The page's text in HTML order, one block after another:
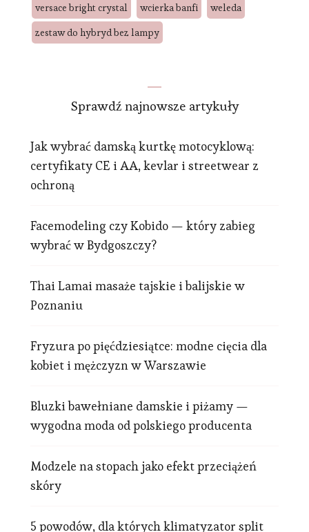
versace bright crystal
wcierka banfi
weleda
zestaw do hybryd bez lampy
Sprawdź najnowsze artykuły
Jak wybrać damską kurtkę motocyklową:
certyfikaty CE i AA, kevlar i streetwear z
ochroną
Facemodeling czy Kobido — który zabieg
wybrać w Bydgoszczy?
Thai Lamai masaże tajskie i balijskie w
Poznaniu
Fryzura po pięćdziesiątce: modne cięcia dla
kobiet i mężczyzn w Warszawie
Bluzki bawełniane damskie i piżamy —
wygodna moda od polskiego producenta
Modzele na stopach jako efekt przeciążeń
skóry
5 powodów, dla których klimatyzator split